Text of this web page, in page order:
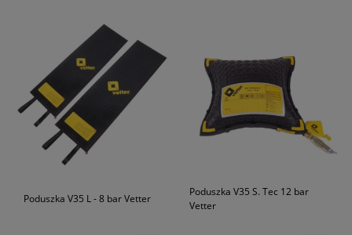
Poduszka V35 L - 8 bar Vetter
Poduszka V35 S. Tec 12 bar
Vetter